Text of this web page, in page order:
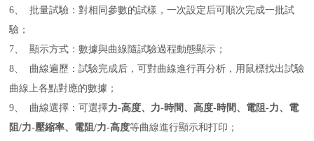
6、
批量試驗：對相同參數的試樣，一次設定后可順次完成一批試
驗；
7、
顯示方式：數據與曲線隨試驗過程動態顯示；
8、
曲線遍歷：試驗完成后，可對曲線進行再分析，用鼠標找出試驗
曲線上各點對應的數據；
9、
曲線選擇：可選擇力-高度、力-時間、高度-時間、電阻-力、電
阻/力-壓縮率、電阻/力-高度等曲線進行顯示和打印；